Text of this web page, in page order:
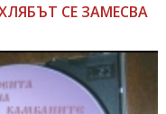
СЕ ЗАМЕСВА